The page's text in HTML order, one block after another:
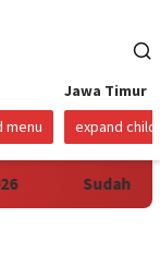
menu
Jawa Timur
expand child
Sudah